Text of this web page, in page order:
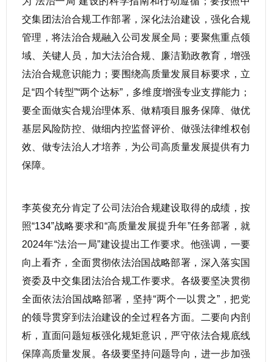
交集团法治合规工作部署，深化法治建设，强化合规
管理，将法治合规融入公司发展全局；要聚焦重点领
域、关键人员，加大法治合规、廉洁勤政教育，增强
法治合规意识能力；要围绕高质量发展目标要求，立
足“四个转型”“两个达标”，多维度增强专业支撑能力；
要全面做实合规治理体系、做精项目服务保障、做优
基层风险防控、做细内控监督评价、做强法律维权创
效、做专法治人才培养，为公司高质量发展提供有力
保障。
李英俊充分肯定了公司法治合规建设取得的成绩，按
照“134”战略要求和“高质量发展提升年”任务部署，就
2024年“法治一局”建设提出工作要求。他强调，一要
向上看齐，全面贯彻依法治国战略部署，深入落实国
资委及中交集团法治合规工作要求。各级要坚决贯彻
全面依法治国战略部署，坚持“两个一以贯之”，把党
的领导贯穿到法治建设的全过程各方面。二要向内剖
析，直面问题短板强化规矩意识，严守依法合规底线
保障高质量发展。各级要坚持问题导向，进一步加强